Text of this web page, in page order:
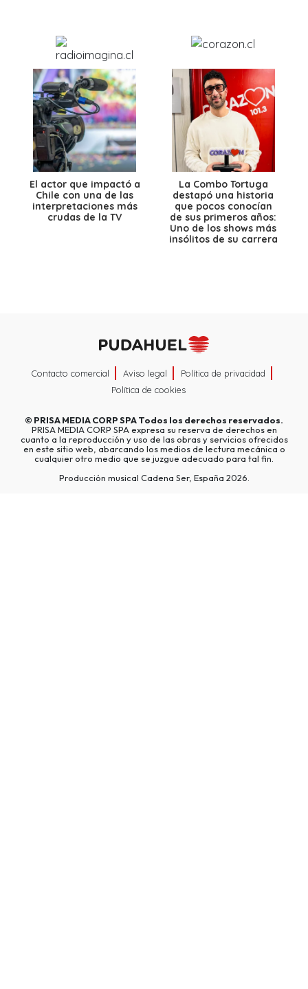
El actor que impactó a
Chile con una de las
interpretaciones más
crudas de la TV
La Combo Tortuga
destapó una historia
que pocos conocían
de sus primeros años:
Uno de los shows más
insólitos de su carrera
Contacto comercial Aviso legal
Política de privacidad
Política de cookies
© PRISA MEDIA CORP SPATodos los derechos reservados.
PRISA MEDIA CORP SPA expresa su reserva de derechos en
cuanto a la reproducción y uso de las obras y servicios ofrecidos
en este sitio web, abarcando los medios de lectura mecánica o
cualquier otro medio que se juzgue adecuado para tal fin.
Producción musical Cadena Ser, España 2026.